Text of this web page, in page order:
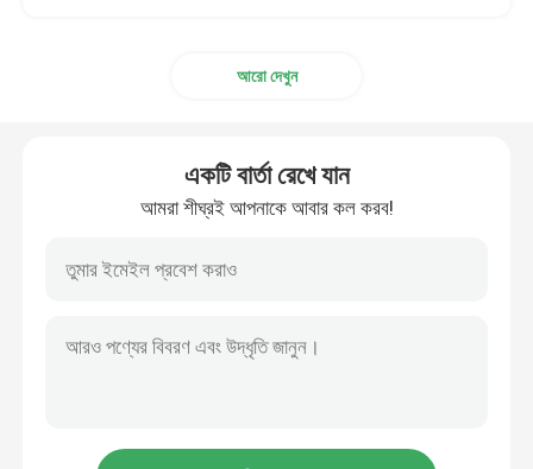
আমাদের সম্বন্ধে
আরো দেখুন
একটি বার্তা রেখে যান
আমরা শীঘ্রই আপনাকে আবার কল করব!